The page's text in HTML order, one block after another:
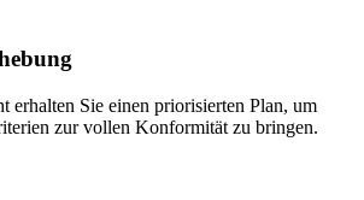
erhalten Sie einen priorisierten Plan, um
zur vollen Konformität zu bringen.